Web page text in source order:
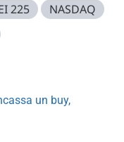
225
NASDAQ
un buy,